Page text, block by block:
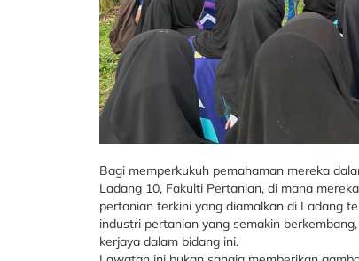
Bagi memperkukuh pemahaman mereka
Ladang 10, Fakulti Pertanian, di mana
pertanian terkini yang diamalkan di Ladang
industri pertanian yang semakin
kerjaya dalam bidang ini.